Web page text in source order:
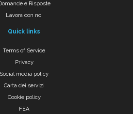
e Risposte
Lavora con noi
Quick links
Terms of Service
Privacy
Social media policy
Carta dei servizi
Cookie policy
FEA